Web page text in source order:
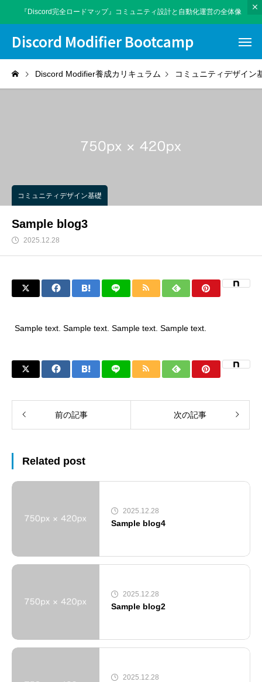
『Discord完全ロードマップ』コミュニティ設計と自動化運営の全体像
Discord Modifier Bootcamp
Discord Modifier養成カリキュラム コミュニティデザイン
コミュニティデザイン基礎
Sample blog3
2025.12.28
Sample text. Sample text. Sample text. Sample text.
前の記事 次の記事
Related post
2025.12.28
Sample blog4
2025.12.28
Sample blog2
2025.12.28